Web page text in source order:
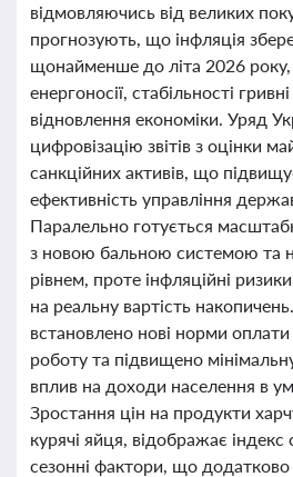
відмовляючись від великих
прогнозують, що інфляція
щонайменше до літа 2026 року,
енергоносії, стабільності
відновлення економіки. Уряд
цифровізацію звітів з оцінки
санкційних активів, що
ефективність управління
Паралельно готується
з новою бальною системою та
рівнем, проте інфляційні
на реальну вартість
встановлено нові норми оплати
роботу та підвищено
вплив на доходи населення в
Зростання цін на продукти
курячі яйця, відображає індекс
сезонні фактори, що додатково